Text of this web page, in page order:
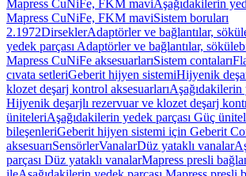
Mapress CuNiFe, FKM maviAşağıdakilerin
Mapress CuNiFe, FKM maviSistem boruları
2.1972DirseklerAdaptörler ve bağlantılar,
yedek parçası Adaptörler ve bağlantılar,
Mapress CuNiFe aksesuarlarıSistem contaları
cıvata setleriGeberit hijyen sistemiHijyenik
klozet deşarj kontrol aksesuarlarıAşağıdakilerin
Hijyenik deşarjlı rezervuar ve klozet deşarj
üniteleriAşağıdakilerin yedek parçası Güç
bileşenleriGeberit hijyen sistemi için Geberit
aksesuarıSensörlerVanalarDüz yataklı vanalar
parçası Düz yataklı vanalarMapress presli